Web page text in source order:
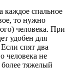
каждое спальное
то нужно
человека. При
удобен для
спят два
человека не
тяжелый